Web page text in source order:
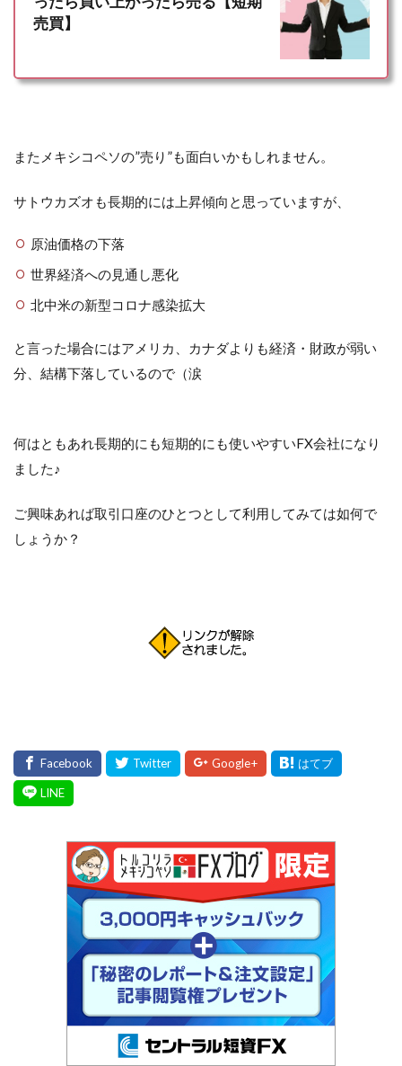
売買】
またメキシコペソの”売り”も面白いかもしれません。
サトウカズオも長期的には上昇傾向と思っていますが、
原油価格の下落
世界経済への見通し悪化
北中米の新型コロナ感染拡大
と言った場合にはアメリカ、カナダよりも経済・財政が弱い
分、結構下落しているので（涙
何はともあれ長期的にも短期的にも使いやすいFX会社になり
ました♪
ご興味あれば取引口座のひとつとして利用してみては如何で
しょうか？